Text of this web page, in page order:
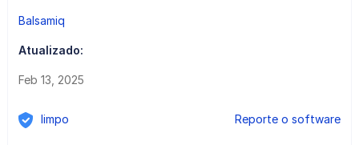
Balsamiq
Atualizado:
Feb 13, 2025
limpo Reporte o software